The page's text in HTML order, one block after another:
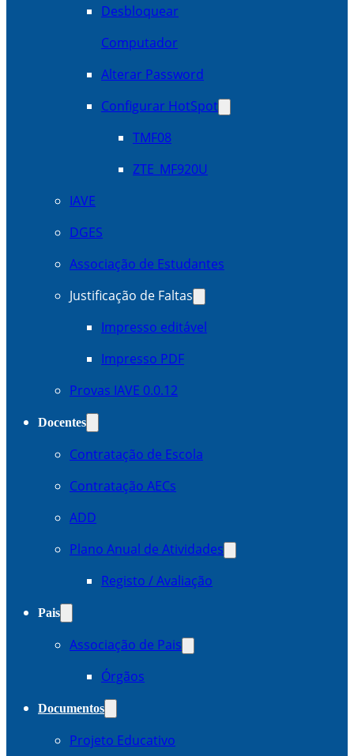
Desbloquear
Computador
Alterar Password
Configurar HotSpot
TMF08
ZTE_MF920U
IAVE
DGES
Associação de Estudantes
Justificação de Faltas
Impresso editável
Impresso PDF
Provas IAVE 0.0.12
Docentes
Contratação de Escola
Contratação AECs
ADD
Plano Anual de Atividades
Registo / Avaliação
Pais
Associação de Pais
Órgãos
Documentos
Projeto Educativo